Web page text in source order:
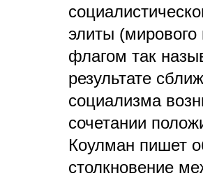
элиты (мирового
флагом так
результате
социализма
сочетании
Коулман пишет
столкновение